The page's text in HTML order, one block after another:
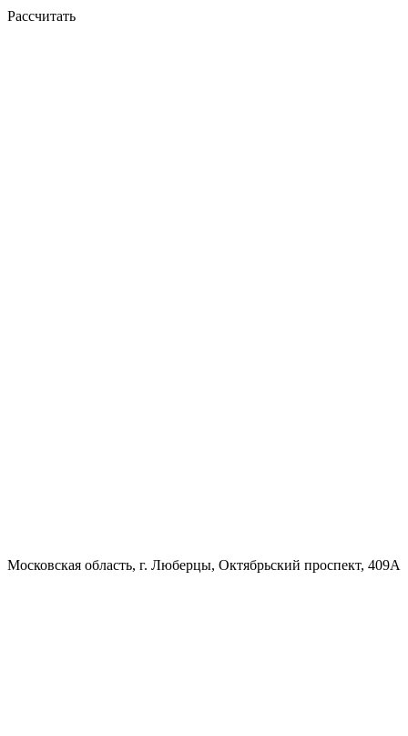
Рассчитать
Московская область, г. Люберцы, Октябрьский проспект, 409А